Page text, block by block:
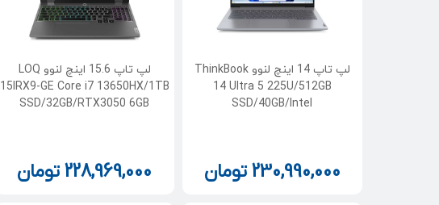
لپ تاپ 14 اینچ لنوو ThinkBook
14 Ultra 5 225U/512GB
SSD/40GB/Intel
230,990,000 تومان
لپ تاپ 15.6 اینچ لنوو LOQ
15IRX9-GE Core i7 13650HX/1TB
SSD/32GB/RTX3050 6GB
228,969,000تومان